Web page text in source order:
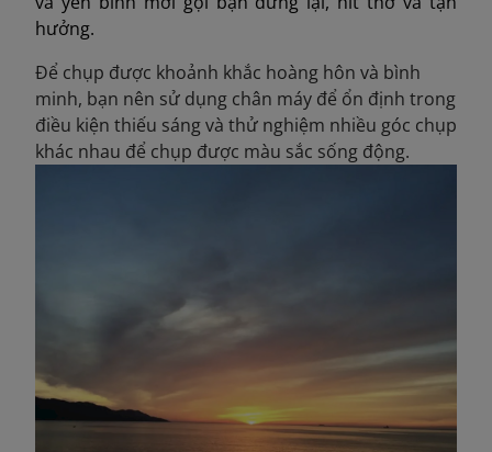
hưởng.
Để chụp được khoảnh khắc hoàng hôn và bình
minh, bạn nên sử dụng chân máy để ổn định trong
điều kiện thiếu sáng và thử nghiệm nhiều góc chụp
khác nhau để chụp được màu sắc sống động.​